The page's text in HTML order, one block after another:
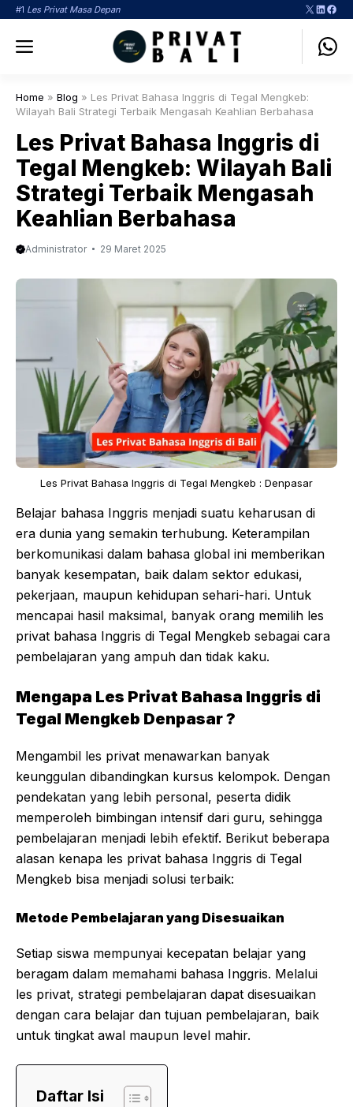
Langsung
#1 Les Privat Masa Depan X
Menu
Home » Blog » Les Privat Bahasa Inggris di Tegal Mengkeb:
Wilayah Bali Strategi Terbaik Mengasah Keahlian Berbahasa
Les Privat Bahasa Inggris di
Tegal Mengkeb: Wilayah Bali
Strategi Terbaik Mengasah
Keahlian Berbahasa
Administrator 29 Maret 2025
Les Privat Bahasa Inggris di Tegal Mengkeb : Denpasar
Belajar bahasa Inggris menjadi suatu keharusan di
era dunia yang semakin terhubung. Keterampilan
berkomunikasi dalam bahasa global ini memberikan
banyak kesempatan, baik dalam sektor edukasi,
pekerjaan, maupun kehidupan sehari-hari. Untuk
mencapai hasil maksimal, banyak orang memilih les
privat bahasa Inggris di Tegal Mengkeb sebagai cara
pembelajaran yang ampuh dan tidak kaku.
Mengapa Les Privat Bahasa Inggris di
Tegal Mengkeb Denpasar ?
Mengambil les privat menawarkan banyak
keunggulan dibandingkan kursus kelompok. Dengan
pendekatan yang lebih personal, peserta didik
memperoleh bimbingan intensif dari guru, sehingga
pembelajaran menjadi lebih efektif. Berikut beberapa
alasan kenapa les privat bahasa Inggris di Tegal
Mengkeb bisa menjadi solusi terbaik:
Metode Pembelajaran yang Disesuaikan
Setiap siswa mempunyai kecepatan belajar yang
beragam dalam memahami bahasa Inggris. Melalui
les privat, strategi pembelajaran dapat disesuaikan
dengan cara belajar dan tujuan pembelajaran, baik
untuk tingkat awal maupun level mahir.
Daftar Isi